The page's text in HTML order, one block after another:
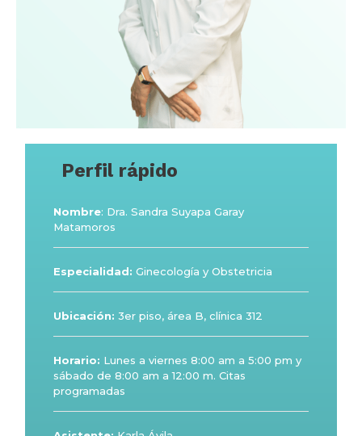
Perfil rápido
Nombre: Dra. Sandra Suyapa Garay
Matamoros
Especialidad: Ginecología y Obstetricia
Ubicación: 3er piso, área B, clínica 312
Horario: Lunes a viernes 8:00 am a 5:00 pm y
sábado de 8:00 am a 12:00 m. Citas
programadas